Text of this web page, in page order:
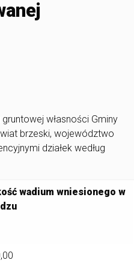
własności Gminy
brzeski, województwo
działek według
wadium wniesionego w